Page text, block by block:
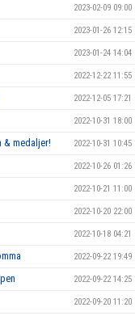
2023-02-09 09:00
2023-01-26 12:15
2023-01-24 14:04
2022-12-22 11:55
2022-12-05 17:21
2022-10-31 18:00
& medaljer! 2022-10-31 10:45
2022-10-26 01:26
2022-10-21 11:00
2022-10-20 22:00
2022-10-18 04:21
2022-09-22 19:49
2022-09-22 14:25
2022-09-20 11:20